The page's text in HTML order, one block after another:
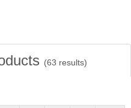
(63 results)